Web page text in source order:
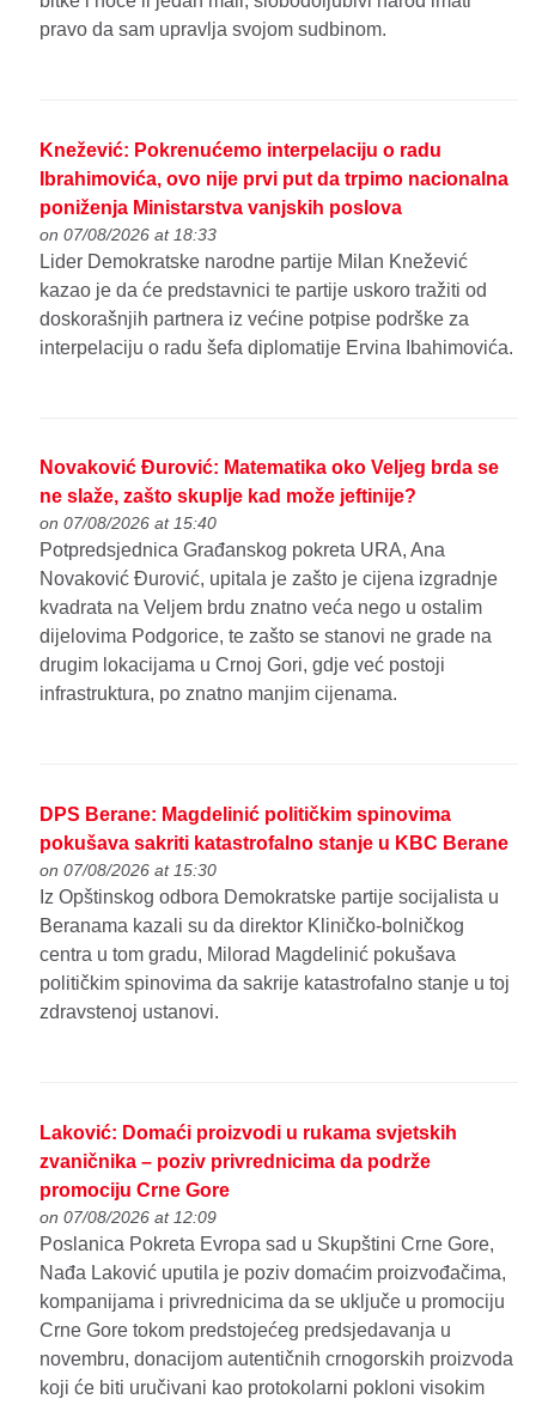
pravo da sam upravlja svojom sudbinom.
Knežević: Pokrenućemo interpelaciju o radu
Ibrahimovića, ovo nije prvi put da trpimo nacionalna
poniženja Ministarstva vanjskih poslova
on 07/08/2026 at 18:33
Lider Demokratske narodne partije Milan Knežević
kazao je da će predstavnici te partije uskoro tražiti od
doskorašnjih partnera iz većine potpise podrške za
interpelaciju o radu šefa diplomatije Ervina Ibahimovića.
Novaković Đurović: Matematika oko Veljeg brda se
ne slaže, zašto skuplje kad može jeftinije?
on 07/08/2026 at 15:40
Potpredsjednica Građanskog pokreta URA, Ana
Novaković Đurović, upitala je zašto je cijena izgradnje
kvadrata na Veljem brdu znatno veća nego u ostalim
dijelovima Podgorice, te zašto se stanovi ne grade na
drugim lokacijama u Crnoj Gori, gdje već postoji
infrastruktura, po znatno manjim cijenama.
DPS Berane: Magdelinić političkim spinovima
pokušava sakriti katastrofalno stanje u KBC Berane
on 07/08/2026 at 15:30
Iz Opštinskog odbora Demokratske partije socijalista u
Beranama kazali su da direktor Kliničko-bolničkog
centra u tom gradu, Milorad Magdelinić pokušava
političkim spinovima da sakrije katastrofalno stanje u toj
zdravstenoj ustanovi.
Laković: Domaći proizvodi u rukama svjetskih
zvaničnika – poziv privrednicima da podrže
promociju Crne Gore
on 07/08/2026 at 12:09
Poslanica Pokreta Evropa sad u Skupštini Crne Gore,
Nađa Laković uputila je poziv domaćim proizvođačima,
kompanijama i privrednicima da se uključe u promociju
Crne Gore tokom predstojećeg predsjedavanja u
novembru, donacijom autentičnih crnogorskih proizvoda
koji će biti uručivani kao protokolarni pokloni visokim